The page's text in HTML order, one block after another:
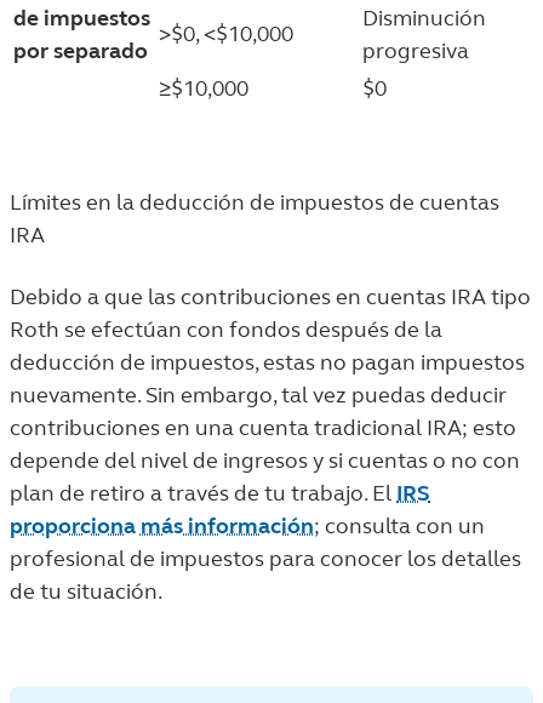
de impuestos
por separado
>$0, <$10,000
Disminución
progresiva
≥$10,000
$0
Límites en la deducción de impuestos de cuentas
IRA
Debido a que las contribuciones en cuentas IRA tipo
Roth se efectúan con fondos después de la
deducción de impuestos, estas no pagan impuestos
nuevamente. Sin embargo, tal vez puedas deducir
contribuciones en una cuenta tradicional IRA; esto
depende del nivel de ingresos y si cuentas o no con
plan de retiro a través de tu trabajo. El IRS
proporciona más información; consulta con un
profesional de impuestos para conocer los detalles
de tu situación.